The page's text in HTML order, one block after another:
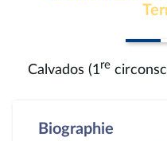
Calvados (1re
Biographie